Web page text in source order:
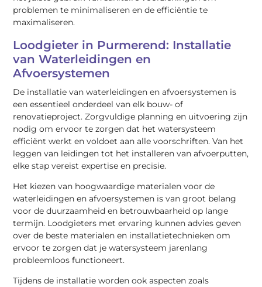
problemen te minimaliseren en de efficiëntie te
maximaliseren.
Loodgieter in Purmerend: Installatie
van Waterleidingen en
Afvoersystemen
De installatie van waterleidingen en afvoersystemen is
een essentieel onderdeel van elk bouw- of
renovatieproject. Zorgvuldige planning en uitvoering zijn
nodig om ervoor te zorgen dat het watersysteem
efficiënt werkt en voldoet aan alle voorschriften. Van het
leggen van leidingen tot het installeren van afvoerputten,
elke stap vereist expertise en precisie.
Het kiezen van hoogwaardige materialen voor de
waterleidingen en afvoersystemen is van groot belang
voor de duurzaamheid en betrouwbaarheid op lange
termijn. Loodgieters met ervaring kunnen advies geven
over de beste materialen en installatietechnieken om
ervoor te zorgen dat je watersysteem jarenlang
probleemloos functioneert.
Tijdens de installatie worden ook aspecten zoals